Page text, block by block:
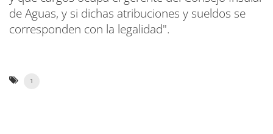
de Aguas, y si dichas atribuciones y sueldos se
corresponden con la legalidad".
1